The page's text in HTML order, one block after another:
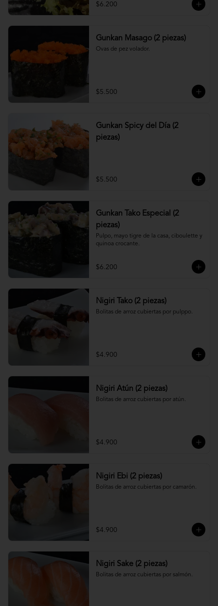
$6.200
Gunkan Masago (2 piezas)
Ovas de pez volador.
$5.500
Gunkan Spicy del Día (2
piezas)
$5.500
Gunkan Tako Especial (2
piezas)
Pulpo, mayo tigre de la casa, ciboulette y
quinoa crocante.
$6.200
Nigiri Tako (2 piezas)
Bolitas de arroz cubiertas por pulppo.
$4.900
Nigiri Atún (2 piezas)
Bolitas de arroz cubiertas por atún.
$4.900
Nigiri Ebi (2 piezas)
Bolitas de arroz cubiertas por camarón.
$4.900
Nigiri Sake (2 piezas)
Bolitas de arroz cubiertas por salmón.